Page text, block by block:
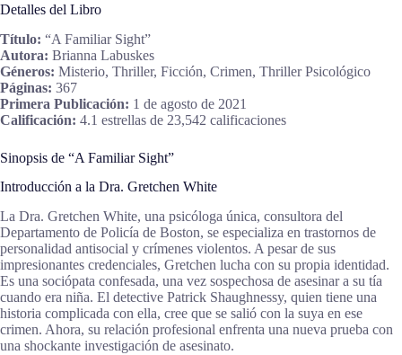
Detalles del Libro
Título: “A Familiar Sight”
Autora: Brianna Labuskes
Géneros: Misterio, Thriller, Ficción, Crimen, Thriller Psicológico
Páginas: 367
Primera Publicación: 1 de agosto de 2021
Calificación: 4.1 estrellas de 23,542 calificaciones
Sinopsis de “A Familiar Sight”
Introducción a la Dra. Gretchen White
La Dra. Gretchen White, una psicóloga única, consultora del
Departamento de Policía de Boston, se especializa en trastornos de
personalidad antisocial y crímenes violentos. A pesar de sus
impresionantes credenciales, Gretchen lucha con su propia identidad.
Es una sociópata confesada, una vez sospechosa de asesinar a su tía
cuando era niña. El detective Patrick Shaughnessy, quien tiene una
historia complicada con ella, cree que se salió con la suya en ese
crimen. Ahora, su relación profesional enfrenta una nueva prueba con
una shockante investigación de asesinato.